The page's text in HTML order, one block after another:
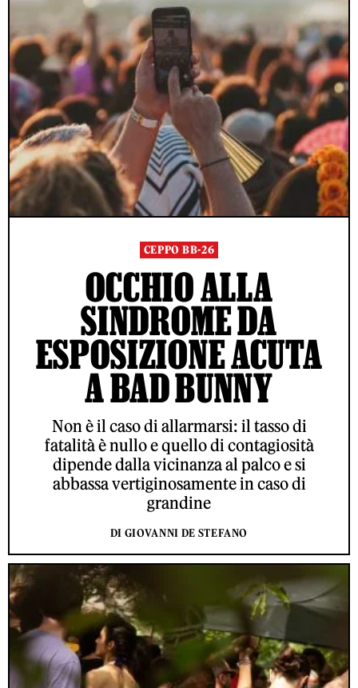
CEPPO BB-26
OCCHIO ALLA
SINDROME DA
ESPOSIZIONE ACUTA
A BAD BUNNY
Non è il caso di allarmarsi: il tasso di
fatalità è nullo e quello di contagiosità
dipende dalla vicinanza al palco e si
abbassa vertiginosamente in caso di
grandine
DI GIOVANNI DE STEFANO